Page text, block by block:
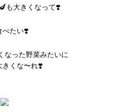
も大きくなって❣️
べたい❣️
なった野菜みたいに
きくな〜れ❣️